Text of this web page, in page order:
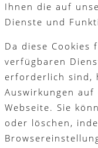
Ihnen die auf
Dienste und
Da diese Cookies
verfügbaren
erforderlich sind,
Auswirkungen
Webseite. Sie
oder löschen,